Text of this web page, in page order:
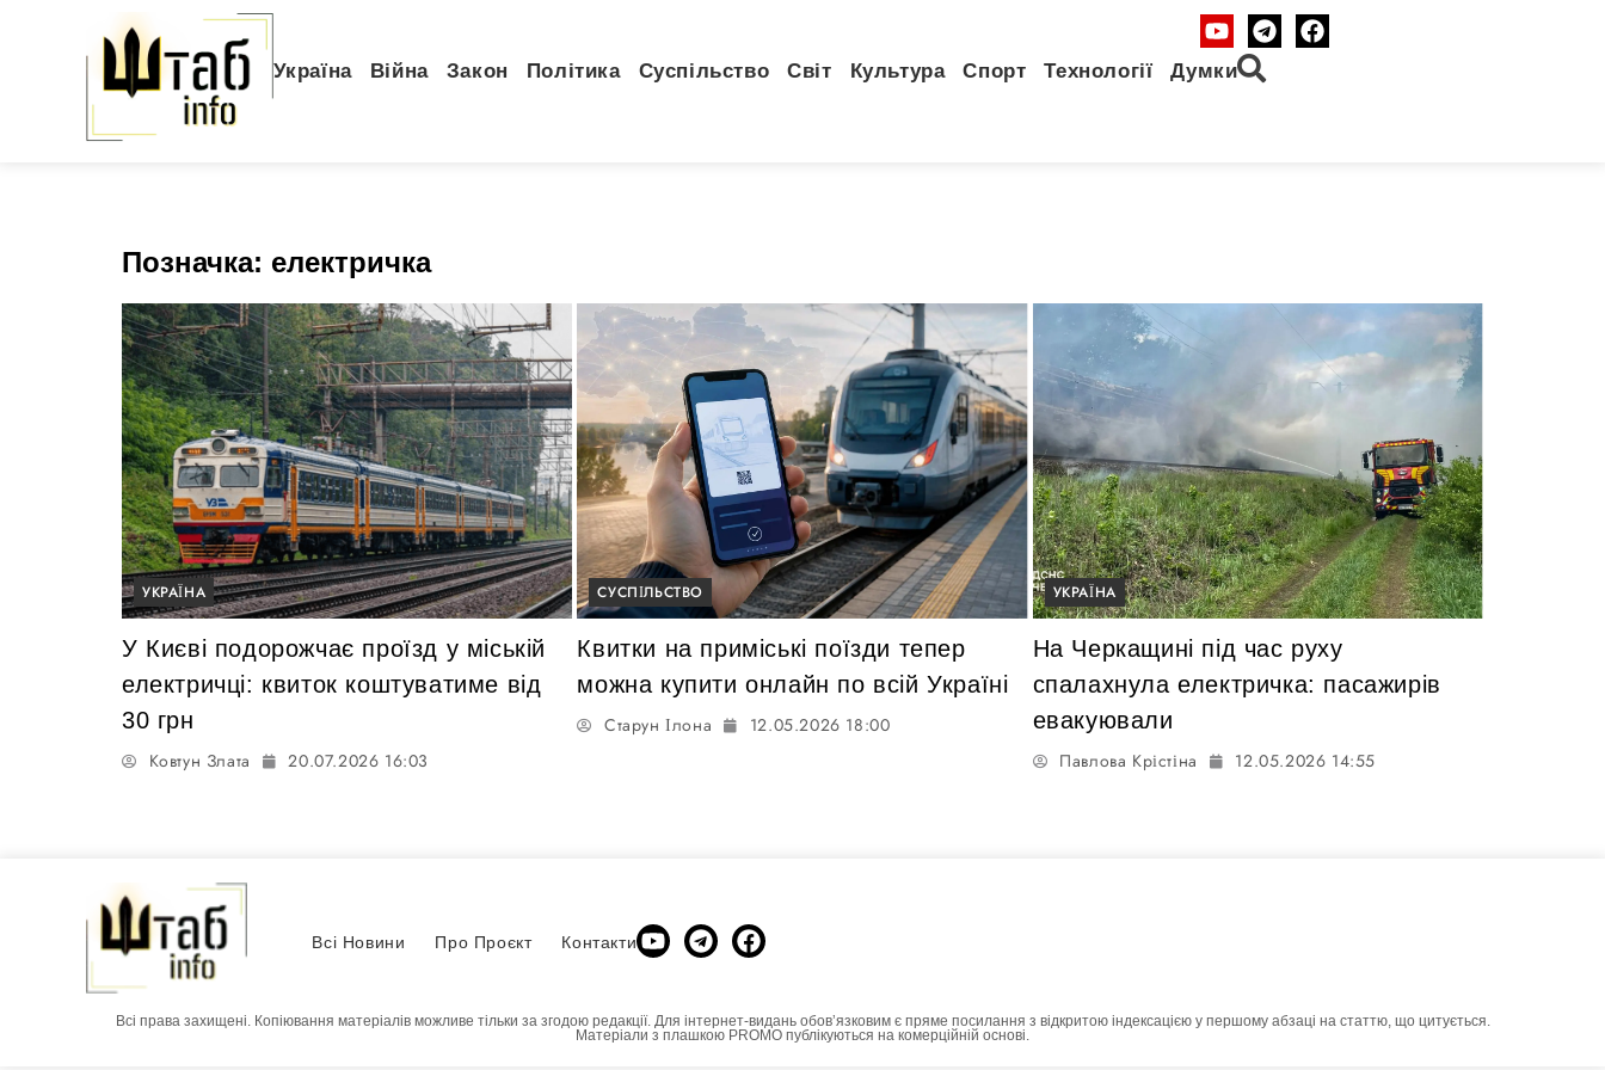
Україна Війна Закон Політика Суспільство Світ Культура Спорт Технології Думки
Позначка: електричка
УКРАЇНА
У Києві подорожчає проїзд у міській
електричці: квиток коштуватиме від
30 грн
Ковтун Злата 20.07.2026 16:03
СУСПІЛЬСТВО
Квитки на приміські поїзди тепер
можна купити онлайн по всій Україні
Старун Ілона 12.05.2026 18:00
УКРАЇНА
На Черкащині під час руху
спалахнула електричка: пасажирів
евакуювали
Павлова Крістіна 12.05.2026 14:55
Всі Новини Про Проєкт Контакти
Всі права захищені. Копіювання матеріалів можливе тільки за згодою редакції. Для інтернет-видань обовʼязковим є пряме посилання з відкритою індексацією у першому абзаці на статтю, що цитується.
Матеріали з плашкою PROMO публікуються на комерційній основі.